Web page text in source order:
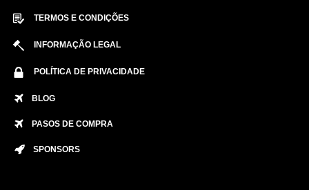
TERMOS E CONDIÇÕES
INFORMAÇÃO LEGAL
POLÍTICA DE PRIVACIDADE
BLOG
PASOS DE COMPRA
SPONSORS